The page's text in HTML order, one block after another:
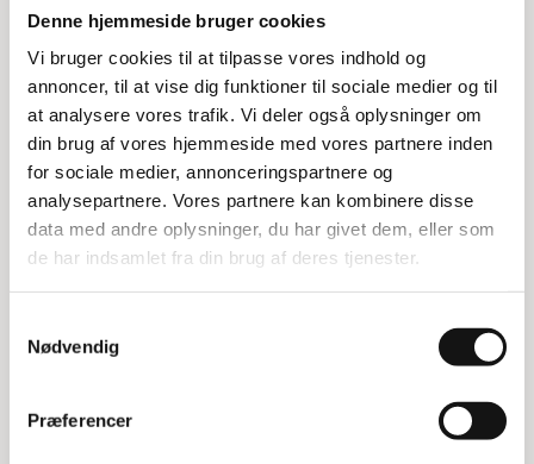
Denne hjemmeside bruger cookies
Vi bruger cookies til at tilpasse vores indhold og
annoncer, til at vise dig funktioner til sociale medier og til
at analysere vores trafik. Vi deler også oplysninger om
din brug af vores hjemmeside med vores partnere inden
for sociale medier, annonceringspartnere og
analysepartnere. Vores partnere kan kombinere disse
data med andre oplysninger, du har givet dem, eller som
de har indsamlet fra din brug af deres tjenester.
Nødvendig
Præferencer
Specifikationer:
Passer til: Expresso sækkevogn
Montering: 2 bøjler
Funktion: Aftagelig
Relaterede varer